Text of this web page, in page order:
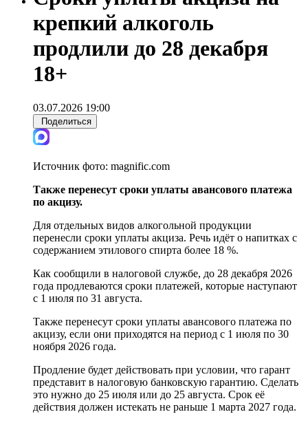
крепкий алкоголь
продлили до 28 декабря
18+
03.07.2026 19:00
Поделиться
Источник фото: magnific.com
Также перенесут сроки уплаты авансового платежа
по акцизу.
Для отдельных видов алкогольной продукции
перенесли сроки уплаты акциза. Речь идёт о напитках с
содержанием этилового спирта более 18 %.
Как сообщили в налоговой службе, до 28 декабря 2026
года продлеваются сроки платежей, которые наступают
с 1 июля по 31 августа.
Также перенесут сроки уплаты авансового платежа по
акцизу, если они приходятся на период с 1 июля по 30
ноября 2026 года.
Продление будет действовать при условии, что гарант
представит в налоговую банковскую гарантию. Сделать
это нужно до 25 июля или до 25 августа. Срок её
действия должен истекать не раньше 1 марта 2027 года.